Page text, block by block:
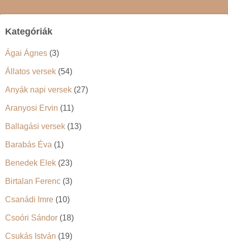
Kategóriák
Ágai Ágnes (3)
Állatos versek (54)
Anyák napi versek (27)
Aranyosi Ervin (11)
Ballagási versek (13)
Barabás Éva (1)
Benedek Elek (23)
Birtalan Ferenc (3)
Csanádi Imre (10)
Csoóri Sándor (18)
Csukás István (19)